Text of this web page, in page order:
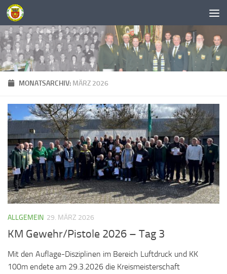
Unter dem Inhalt
MONATSARCHIV: MÄRZ 2026
ALLGEMEIN 29. MÄRZ 2026
KM Gewehr/Pistole 2026 – Tag 3
Mit den Auflage-Disziplinen im Bereich Luftdruck und KK
100m endete am 29.3.2026 die Kreismeisterschaft